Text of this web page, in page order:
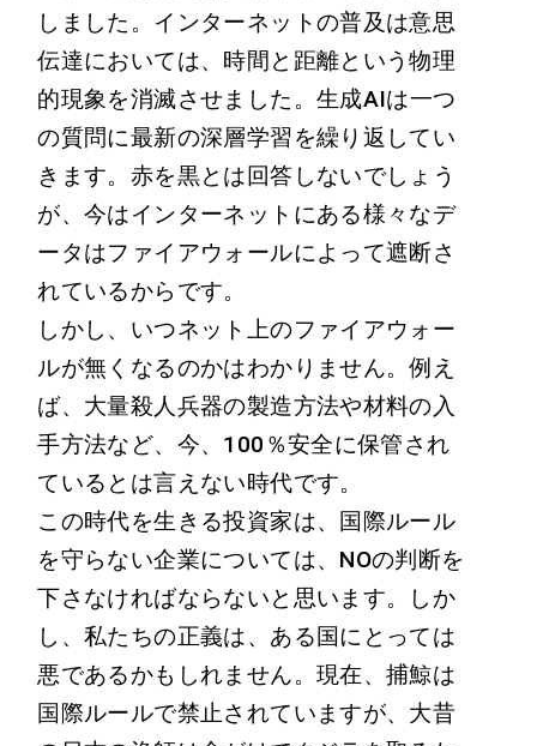
しました。インターネットの普及は意思
伝達においては、時間と距離という物理
的現象を消滅させました。生成AIは一つ
の質問に最新の深層学習を繰り返してい
きます。赤を黒とは回答しないでしょう
が、今はインターネットにある様々なデ
ータはファイアウォールによって遮断さ
れているからです。
しかし、いつネット上のファイアウォー
ルが無くなるのかはわかりません。例え
ば、大量殺人兵器の製造方法や材料の入
手方法など、今、100％安全に保管され
ているとは言えない時代です。
この時代を生きる投資家は、国際ルール
を守らない企業については、NOの判断を
下さなければならないと思います。しか
し、私たちの正義は、ある国にとっては
悪であるかもしれません。現在、捕鯨は
国際ルールで禁止されていますが、大昔